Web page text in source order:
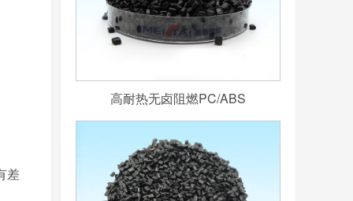
差
高耐热无卤阻燃PC/ABS